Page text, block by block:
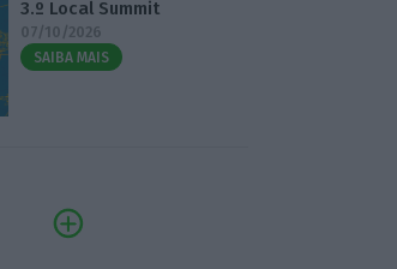
3.º Local Summit
07/10/2026
SAIBA MAIS